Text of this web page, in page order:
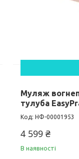
Муляж
тулуба
НФ-00001953
4 599 ₴
В наявності